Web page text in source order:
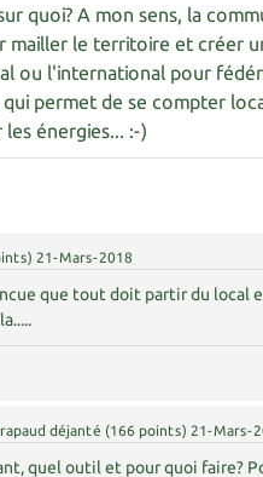
quoi? A mon sens, la
le territoire et créer
ou l'international pour
permet de se compter
énergies... :-)
21-Mars-2018
que tout doit partir du local
déjanté (166 points) 21-Mars-
quel outil et pour quoi faire?